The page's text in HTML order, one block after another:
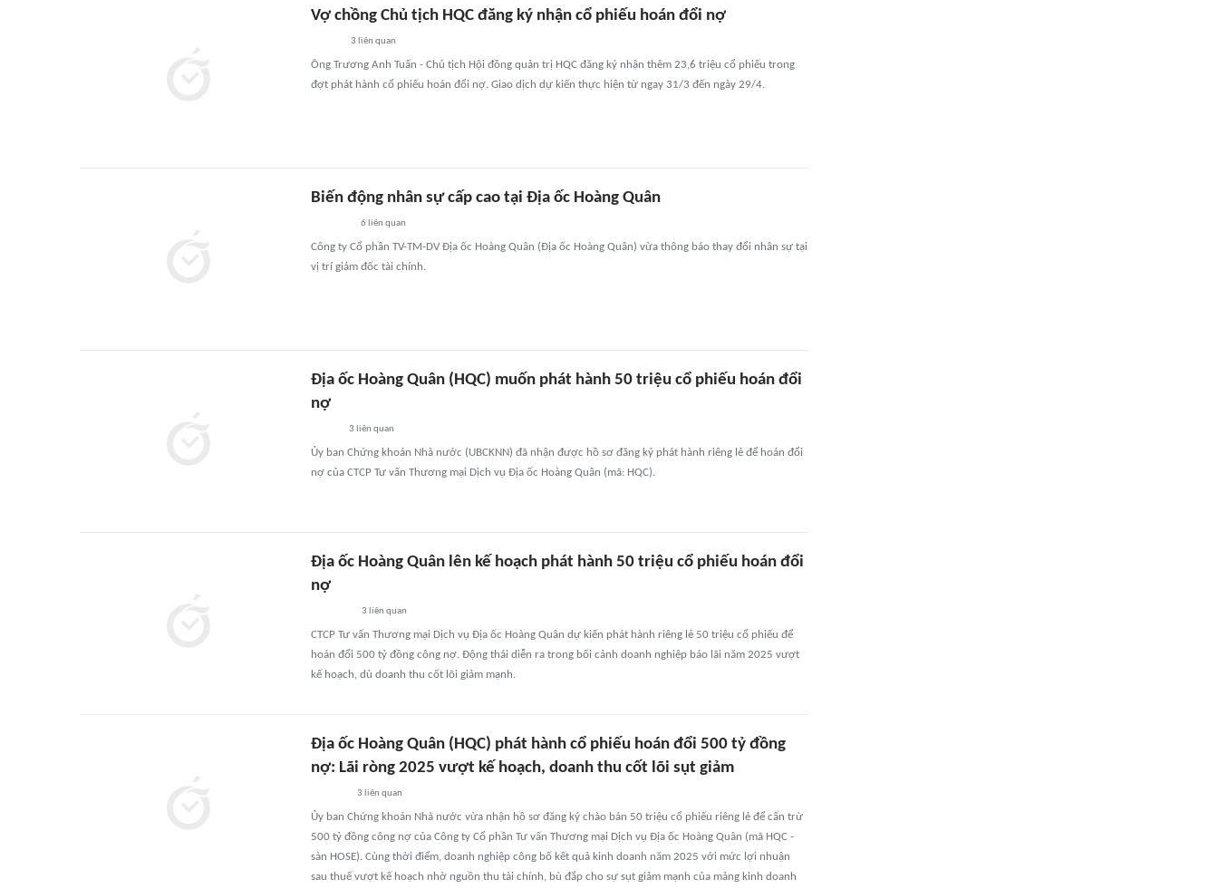
Vợ chồng Chủ tịch HQC đăng ký nhận cổ phiếu hoán đổi nợ
3 liên quan
Ông Trương Anh Tuấn - Chủ tịch Hội đồng quản trị HQC đăng ký nhận thêm 23,6 triệu cổ phiếu trong
đợt phát hành cổ phiếu hoán đổi nợ. Giao dịch dự kiến thực hiện từ ngay 31/3 đến ngày 29/4.
Biến động nhân sự cấp cao tại Địa ốc Hoàng Quân
6 liên quan
Công ty Cổ phần TV-TM-DV Địa ốc Hoàng Quân (Địa ốc Hoàng Quân) vừa thông báo thay đổi nhân sự tại
vị trí giám đốc tài chính.
Địa ốc Hoàng Quân (HQC) muốn phát hành 50 triệu cổ phiếu hoán đổi
nợ
3 liên quan
Ủy ban Chứng khoán Nhà nước (UBCKNN) đã nhận được hồ sơ đăng ký phát hành riêng lẻ để hoán đổi
nợ của CTCP Tư vấn Thương mại Dịch vụ Địa ốc Hoàng Quân (mã: HQC).
Địa ốc Hoàng Quân lên kế hoạch phát hành 50 triệu cổ phiếu hoán đổi
nợ
3 liên quan
CTCP Tư vấn Thương mại Dịch vụ Địa ốc Hoàng Quân dự kiến phát hành riêng lẻ 50 triệu cổ phiếu để
hoán đổi 500 tỷ đồng công nợ. Động thái diễn ra trong bối cảnh doanh nghiệp báo lãi năm 2025 vượt
kế hoạch, dù doanh thu cốt lõi giảm mạnh.
Địa ốc Hoàng Quân (HQC) phát hành cổ phiếu hoán đổi 500 tỷ đồng
nợ: Lãi ròng 2025 vượt kế hoạch, doanh thu cốt lõi sụt giảm
3 liên quan
Ủy ban Chứng khoán Nhà nước vừa nhận hồ sơ đăng ký chào bán 50 triệu cổ phiếu riêng lẻ để cấn trừ
500 tỷ đồng công nợ của Công ty Cổ phần Tư vấn Thương mại Dịch vụ Địa ốc Hoàng Quân (mã HQC -
sàn HOSE). Cùng thời điểm, doanh nghiệp công bố kết quả kinh doanh năm 2025 với mức lợi nhuận
sau thuế vượt kế hoạch nhờ nguồn thu tài chính, bù đắp cho sự sụt giảm mạnh của mảng kinh doanh